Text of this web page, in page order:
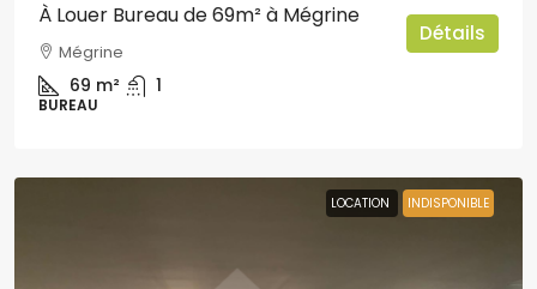
À Louer Bureau de 69m² à Mégrine
Mégrine
69 m² 1
BUREAU
Détails
LOCATION INDISPONIBLE